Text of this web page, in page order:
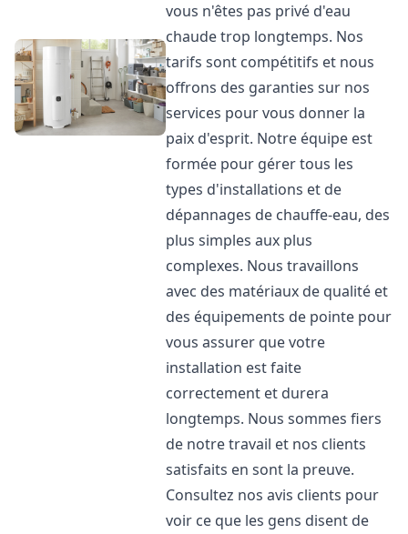
vous n'êtes pas privé d'eau
chaude trop longtemps. Nos
tarifs sont compétitifs et nous
offrons des garanties sur nos
services pour vous donner la
paix d'esprit. Notre équipe est
formée pour gérer tous les
types d'installations et de
dépannages de chauffe-eau, des
plus simples aux plus
complexes. Nous travaillons
avec des matériaux de qualité et
des équipements de pointe pour
vous assurer que votre
installation est faite
correctement et durera
longtemps. Nous sommes fiers
de notre travail et nos clients
satisfaits en sont la preuve.
Consultez nos avis clients pour
voir ce que les gens disent de